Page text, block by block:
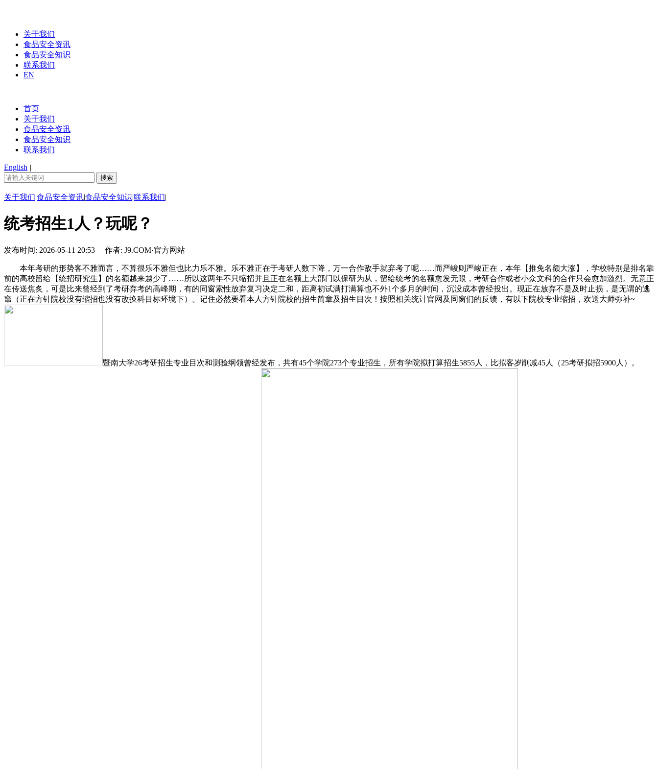
关于我们
食品安全资讯
食品安全知识
联系我们
EN
首页
关于我们
食品安全资讯
食品安全知识
联系我们
English |
关于我们|食品安全资讯|食品安全知识|联系我们|
统考招生1人？玩呢？
发布时间: 2026-05-11 20:53 作者: J9.COM·官方网站
本年考研的形势客不雅而言，不算很乐不雅但也比力乐不雅。乐不雅正在于考研人数下降，万一合作敌手就弃考了呢……而严峻则严峻正在，本年【推免名额大涨】，学校特别是排名靠
前的高校留给【统招研究生】的名额越来越少了……所以这两年不只缩招并且正在名额上大部门以保研为从，留给统考的名额愈发无限，考研合作或者小众文科的合作只会愈加激烈。无意正
在传送焦炙，可是比来曾经到了考研弃考的高峰期，有的同窗索性放弃复习决定二和，距离初试满打满算也不外1个多月的时间，沉没成本曾经投出。现正在放弃不是及时止损，是无谓的逃
窜（正在方针院校没有缩招也没有改换科目标环境下）。记住必然要看本人方针院校的招生简章及招生目次！按照相关统计官网及同窗们的反馈，有以下院校专业缩招，欢送大师弥补~
暨南大学26考研招生专业目次和测验纲领曾经发布，共有45个学院273个专业招生，所有学院拟打算招生5855人，比拟客岁削减45人（25考研拟招5900人）。